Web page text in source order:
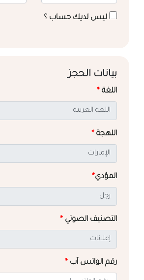
ليس لديك حساب ؟
بيانات الحجز
اللغة *
اللهجة *
المؤدي*
التصنيف الصوتي *
رقم الواتس آب *